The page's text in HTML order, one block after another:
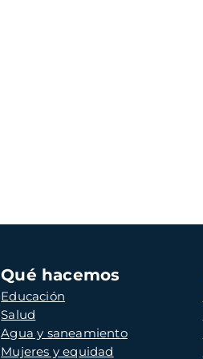
Qué hacemos
Educación
Salud
Agua y saneamiento
Mujeres y equidad